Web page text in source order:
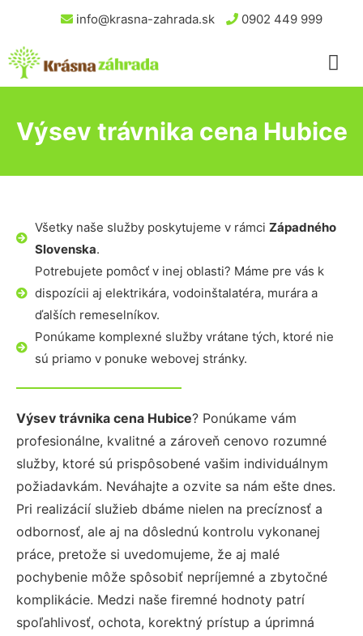
info@krasna-zahrada.sk 0902 449 999
Výsev trávnika cena Hubice
Všetky naše služby poskytujeme v rámci Západného
Slovenska.
Potrebujete pomôcť v inej oblasti? Máme pre vás k
dispozícii aj elektrikára, vodoinštalatéra, murára a
ďalších remeselníkov.
Ponúkame komplexné služby vrátane tých, ktoré nie
sú priamo v ponuke webovej stránky.
Výsev trávnika cena Hubice? Ponúkame vám
profesionálne, kvalitné a zároveň cenovo rozumné
služby, ktoré sú prispôsobené vašim individuálnym
požiadavkám. Neváhajte a ozvite sa nám ešte dnes.
Pri realizácií služieb dbáme nielen na precíznosť a
odbornosť, ale aj na dôslednú kontrolu vykonanej
práce, pretože si uvedomujeme, že aj malé
pochybenie môže spôsobiť nepríjemné a zbytočné
komplikácie. Medzi naše firemné hodnoty patrí
spoľahlivosť, ochota, korektný prístup a úprimná